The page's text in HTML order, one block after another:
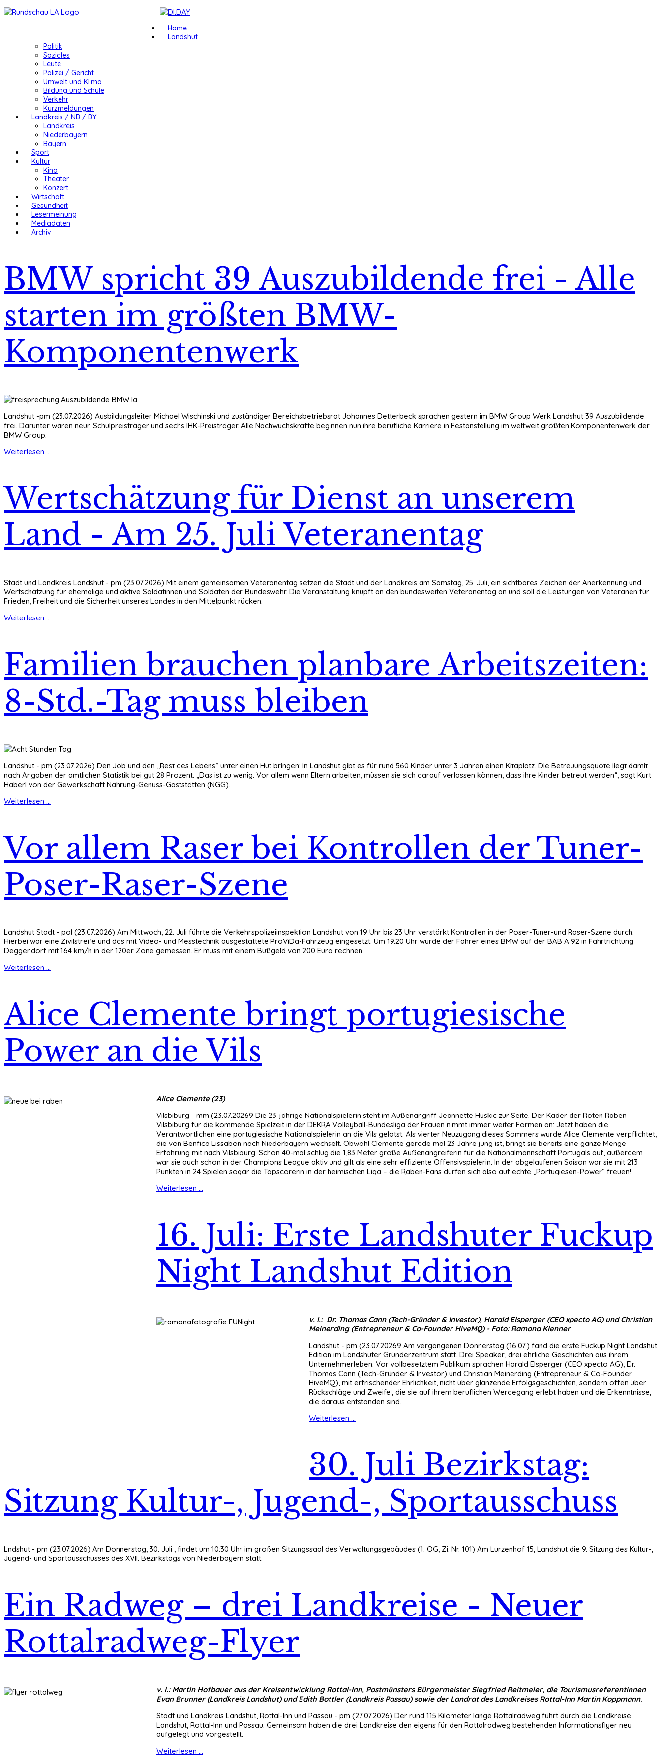
Home
Landshut
Politik
Soziales
Leute
Polizei / Gericht
Umwelt und Klima
Bildung und Schule
Verkehr
Kurzmeldungen
Landkreis / NB / BY
Landkreis
Niederbayern
Bayern
Sport
Kultur
Kino
Theater
Konzert
Wirtschaft
Gesundheit
Lesermeinung
Mediadaten
Archiv
BMW spricht 39 Auszubildende frei - Alle
starten im größten BMW-
Komponentenwerk
Landshut -pm (23.07.2026) Ausbildungsleiter Michael Wischinski und zuständiger Bereichsbetriebsrat Johannes Detterbeck sprachen gestern im BMW Group Werk Landshut 39 Auszubildende
frei. Darunter waren neun Schulpreisträger und sechs IHK-Preisträger. Alle Nachwuchskräfte beginnen nun ihre berufliche Karriere in Festanstellung im weltweit größten Komponentenwerk der
BMW Group.
Weiterlesen ...
Wertschätzung für Dienst an unserem
Land - Am 25. Juli Veteranentag
Stadt und Landkreis Landshut - pm (23.07.2026) Mit einem gemeinsamen Veteranentag setzen die Stadt und der Landkreis am Samstag, 25. Juli, ein sichtbares Zeichen der Anerkennung und
Wertschätzung für ehemalige und aktive Soldatinnen und Soldaten der Bundeswehr. Die Veranstaltung knüpft an den bundesweiten Veteranentag an und soll die Leistungen von Veteranen für
Frieden, Freiheit und die Sicherheit unseres Landes in den Mittelpunkt rücken.
Weiterlesen ...
Familien brauchen planbare Arbeitszeiten:
8-Std.-Tag muss bleiben
Landshut - pm (23.07.2026) Den Job und den „Rest des Lebens“ unter einen Hut bringen: In Landshut gibt es für rund 560 Kinder unter 3 Jahren einen Kitaplatz. Die Betreuungsquote liegt damit
nach Angaben der amtlichen Statistik bei gut 28 Prozent. „Das ist zu wenig. Vor allem wenn Eltern arbeiten, müssen sie sich darauf verlassen können, dass ihre Kinder betreut werden“, sagt Kurt
Haberl von der Gewerkschaft Nahrung-Genuss-Gaststätten (NGG).
Weiterlesen ...
Vor allem Raser bei Kontrollen der Tuner-
Poser-Raser-Szene
Landshut Stadt - pol (23.07.2026) Am Mittwoch, 22. Juli führte die Verkehrspolizeiinspektion Landshut von 19 Uhr bis 23 Uhr verstärkt Kontrollen in der Poser-Tuner-und Raser-Szene durch.
Hierbei war eine Zivilstreife und das mit Video- und Messtechnik ausgestattete ProViDa-Fahrzeug eingesetzt. Um 19.20 Uhr wurde der Fahrer eines BMW auf der BAB A 92 in Fahrtrichtung
Deggendorf mit 164 km/h in der 120er Zone gemessen. Er muss mit einem Bußgeld von 200 Euro rechnen.
Weiterlesen ...
Alice Clemente bringt portugiesische
Power an die Vils
Alice Clemente (23)
Vilsbiburg - mm (23.07.20269 Die 23-jährige Nationalspielerin steht im Außenangriff Jeannette Huskic zur Seite. Der Kader der Roten Raben
Vilsbiburg für die kommende Spielzeit in der DEKRA Volleyball-Bundesliga der Frauen nimmt immer weiter Formen an: Jetzt haben die
Verantwortlichen eine portugiesische Nationalspielerin an die Vils gelotst. Als vierter Neuzugang dieses Sommers wurde Alice Clemente verpflichtet,
die von Benfica Lissabon nach Niederbayern wechselt. Obwohl Clemente gerade mal 23 Jahre jung ist, bringt sie bereits eine ganze Menge
Erfahrung mit nach Vilsbiburg. Schon 40-mal schlug die 1,83 Meter große Außenangreiferin für die Nationalmannschaft Portugals auf, außerdem
war sie auch schon in der Champions League aktiv und gilt als eine sehr effiziente Offensivspielerin. In der abgelaufenen Saison war sie mit 213
Punkten in 24 Spielen sogar die Topscorerin in der heimischen Liga – die Raben-Fans dürfen sich also auf echte „Portugiesen-Power“ freuen!
Weiterlesen ...
16. Juli: Erste Landshuter Fuckup
Night Landshut Edition
v. l.: Dr. Thomas Cann (Tech-Gründer & Investor), Harald Elsperger (CEO xpecto AG) und Christian
Meinerding (Entrepreneur & Co-Founder HiveMQ) - Foto: Ramona Klenner
Landshut - pm (23.07.20269 Am vergangenen Donnerstag (16.07.) fand die erste Fuckup Night Landshut
Edition im Landshuter Gründerzentrum statt. Drei Speaker, drei ehrliche Geschichten aus ihrem
Unternehmerleben. Vor vollbesetztem Publikum sprachen Harald Elsperger (CEO xpecto AG), Dr.
Thomas Cann (Tech-Gründer & Investor) und Christian Meinerding (Entrepreneur & Co-Founder
HiveMQ), mit erfrischender Ehrlichkeit, nicht über glänzende Erfolgsgeschichten, sondern offen über
Rückschläge und Zweifel, die sie auf ihrem beruflichen Werdegang erlebt haben und die Erkenntnisse,
die daraus entstanden sind.
Weiterlesen ...
30. Juli Bezirkstag:
Sitzung Kultur-, Jugend-, Sportausschuss
Lndshut - pm (23.07.2026) Am Donnerstag, 30. Juli , findet um 10:30 Uhr im großen Sitzungssaal des Verwaltungsgebäudes (1. OG, Zi. Nr. 101) Am Lurzenhof 15, Landshut die 9. Sitzung des Kultur-,
Jugend- und Sportausschusses des XVII. Bezirkstags von Niederbayern statt.
Ein Radweg – drei Landkreise - Neuer
Rottalradweg-Flyer
v. l.: Martin Hofbauer aus der Kreisentwicklung Rottal-Inn, Postmünsters Bürgermeister Siegfried Reitmeier, die Tourismusreferentinnen
Evan Brunner (Landkreis Landshut) und Edith Bottler (Landkreis Passau) sowie der Landrat des Landkreises Rottal-Inn Martin Koppmann.
Stadt und Landkreis Landshut, Rottal-Inn und Passau - pm (27.07.2026) Der rund 115 Kilometer lange Rottalradweg führt durch die Landkreise
Landshut, Rottal-Inn und Passau. Gemeinsam haben die drei Landkreise den eigens für den Rottalradweg bestehenden Informationsflyer neu
aufgelegt und vorgestellt.
Weiterlesen ...